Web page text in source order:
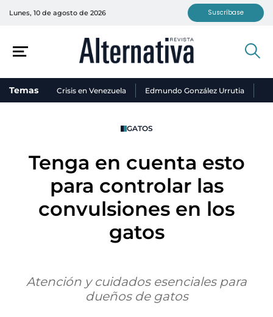
Lunes, 10 de agosto de 2026 Suscríbase
Temas Crisis en Venezuela Edmundo González Urrutia
GATOS
Tenga en cuenta esto
para controlar las
convulsiones en los
gatos
Atención y cuidados esenciales para
dueños de gatos